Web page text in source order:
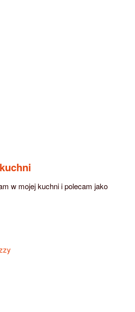
w mojej kuchni i polecam jako